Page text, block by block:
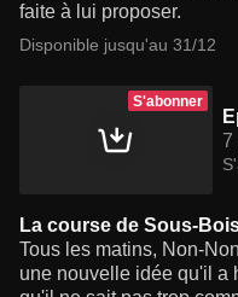
faite à lui proposer.
Disponible jusqu'au 31/12
S'abonner
7
La course de Sous-
Tous les matins, Non-
une nouvelle idée qu'il a